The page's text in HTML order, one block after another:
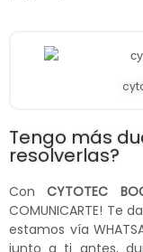
Tengo más
resolverlas?
ConCYTOTEC
COMUNICARTE! Te
estamos vía
junto a ti antes,